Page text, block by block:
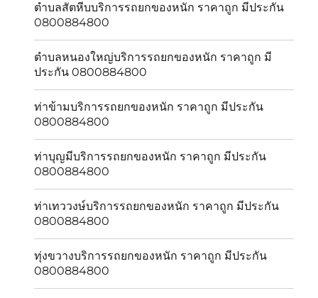
ตำบลสัตหีบบริการรถยกของหนัก ราคาถูก มีประกัน
0800884800
ตำบลหนองใหญ่บริการรถยกของหนัก ราคาถูก มี
ประกัน 0800884800
ท่าข้ามบริการรถยกของหนัก ราคาถูก มีประกัน
0800884800
ท่าบุญมีบริการรถยกของหนัก ราคาถูก มีประกัน
0800884800
ท่าเทววงษ์บริการรถยกของหนัก ราคาถูก มีประกัน
0800884800
ทุ่งขวางบริการรถยกของหนัก ราคาถูก มีประกัน
0800884800